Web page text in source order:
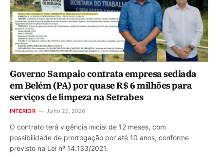
Governo Sampaio contrata empresa sediada
em Belém (PA) por quase R$ 6 milhões para
serviços de limpeza na Setrabes
INTERIOR Julho 22, 2026
O contrato terá vigência inicial de 12 meses, com
possibilidade de prorrogação por até 10 anos, conforme
previsto na Lei nº 14.133/2021.